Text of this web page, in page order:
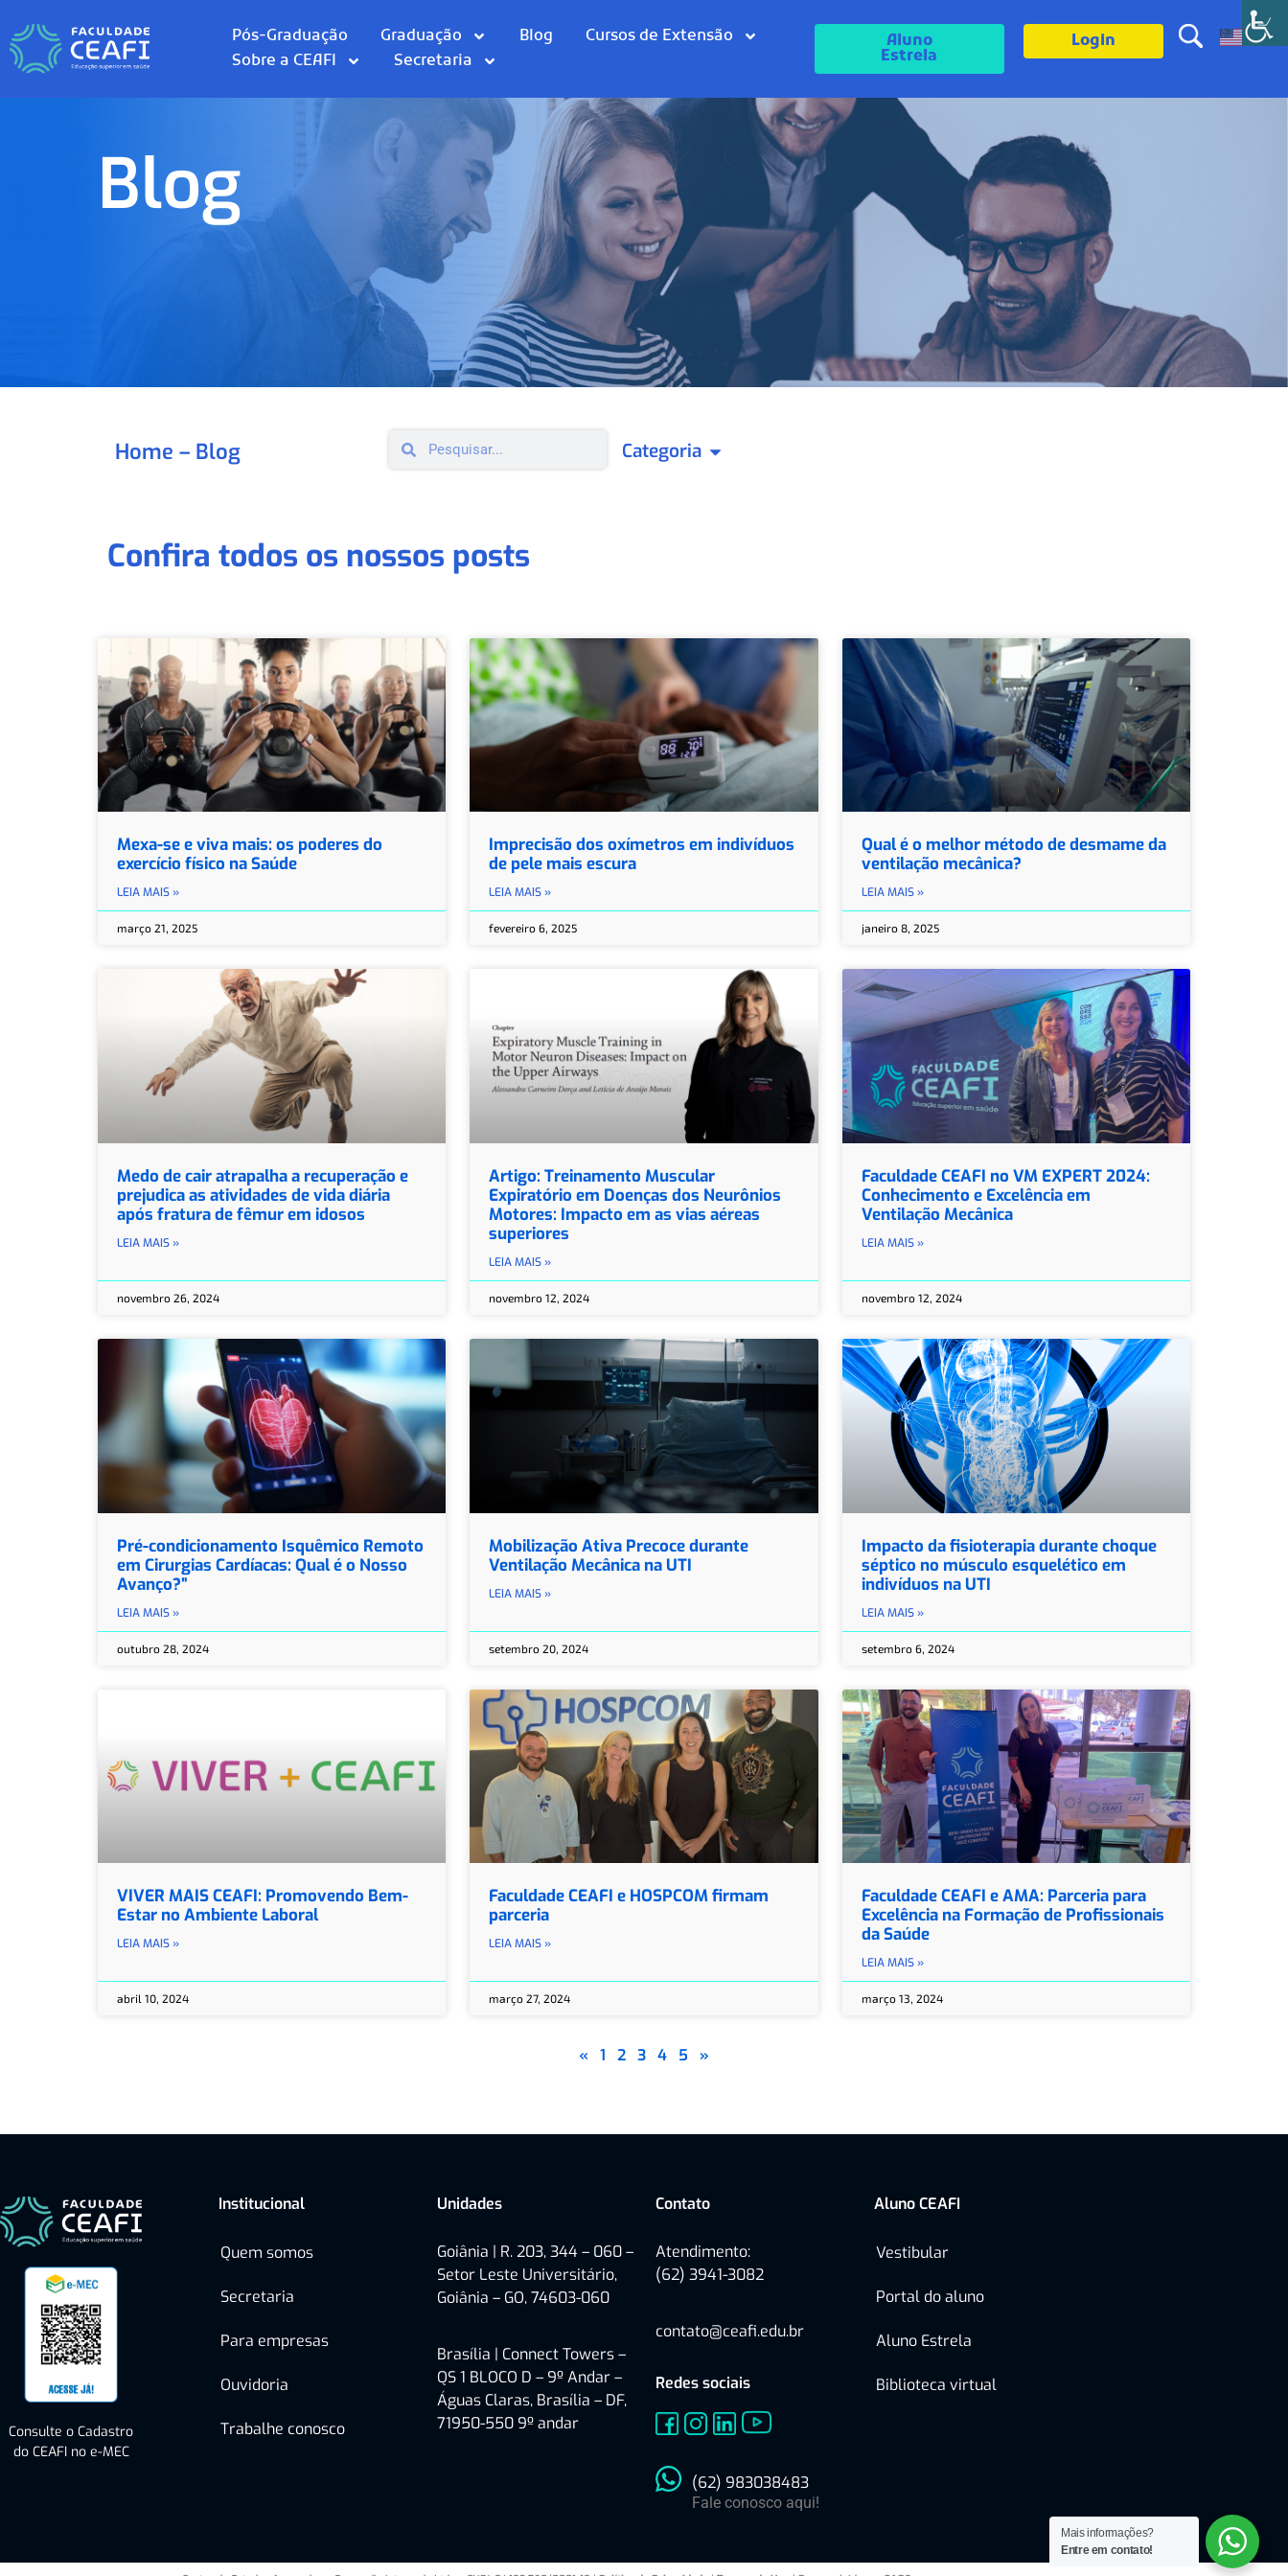
Pós-Graduação Graduação Blog
Cursos de Extensão
Sobre a CEAFI
Secretaria
Aluno
Estrela
Login
Blog
Home – Blog Categoria
Confira todos os nossos posts
Mexa-se e viva mais: os poderes do
exercício físico na Saúde
LEIA MAIS »
março 21, 2025
Imprecisão dos oxímetros em indivíduos
de pele mais escura
LEIA MAIS »
fevereiro 6, 2025
Qual é o melhor método de desmame da
ventilação mecânica?
LEIA MAIS »
janeiro 8, 2025
Medo de cair atrapalha a recuperação e
prejudica as atividades de vida diária
após fratura de fêmur em idosos
LEIA MAIS »
novembro 26, 2024
Artigo: Treinamento Muscular
Expiratório em Doenças dos Neurônios
Motores: Impacto em as vias aéreas
superiores
LEIA MAIS »
novembro 12, 2024
Faculdade CEAFI no VM EXPERT 2024:
Conhecimento e Excelência em
Ventilação Mecânica
LEIA MAIS »
novembro 12, 2024
Pré-condicionamento Isquêmico Remoto
em Cirurgias Cardíacas: Qual é o Nosso
Avanço?”
LEIA MAIS »
outubro 28, 2024
Mobilização Ativa Precoce durante
Ventilação Mecânica na UTI
LEIA MAIS »
setembro 20, 2024
Impacto da fisioterapia durante choque
séptico no músculo esquelético em
indivíduos na UTI
LEIA MAIS »
setembro 6, 2024
VIVER MAIS CEAFI: Promovendo Bem-
Estar no Ambiente Laboral
LEIA MAIS »
abril 10, 2024
Faculdade CEAFI e HOSPCOM firmam
parceria
LEIA MAIS »
março 27, 2024
Faculdade CEAFI e AMA: Parceria para
Excelência na Formação de Profissionais
da Saúde
LEIA MAIS »
março 13, 2024
« 1 2 3 4 5 »
Consulte o Cadastro
do CEAFI no e-MEC
Institucional
Quem somos
Secretaria
Para empresas
Ouvidoria
Trabalhe conosco
Unidades
Goiânia | R. 203, 344 – 060 –
Setor Leste Universitário,
Goiânia – GO, 74603-060
Brasília | Connect Towers –
QS 1 BLOCO D – 9º Andar –
Águas Claras, Brasília – DF,
71950-550 9º andar
Contato
Atendimento:
(62) 3941-3082
contato@ceafi.edu.br
Redes sociais
(62) 983038483
Fale conosco aqui!
Aluno CEAFI
Vestibular
Portal do aluno
Aluno Estrela
Biblioteca virtual
Mais informações?
Entre em contato!